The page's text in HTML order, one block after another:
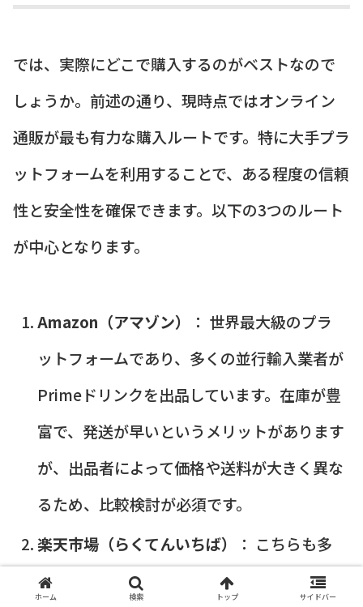
では、実際にどこで購入するのがベストなので
しょうか。前述の通り、現時点ではオンライン
通販が最も有力な購入ルートです。特に大手プラ
ットフォームを利用することで、ある程度の信頼
性と安全性を確保できます。以下の3つのルート
が中心となります。
Amazon（アマゾン）
： 世界最大級のプラ
ットフォームであり、多くの並行輸入業者が
Primeドリンクを出品しています。在庫が豊
富で、発送が早いというメリットがあります
が、出品者によって価格や送料が大きく異な
るため、比較検討が必須です。
楽天市場（らくてんいちば）
： こちらも多
くのショップが出品しており、楽天ポイント
ホーム 検索 トップ サイドバー